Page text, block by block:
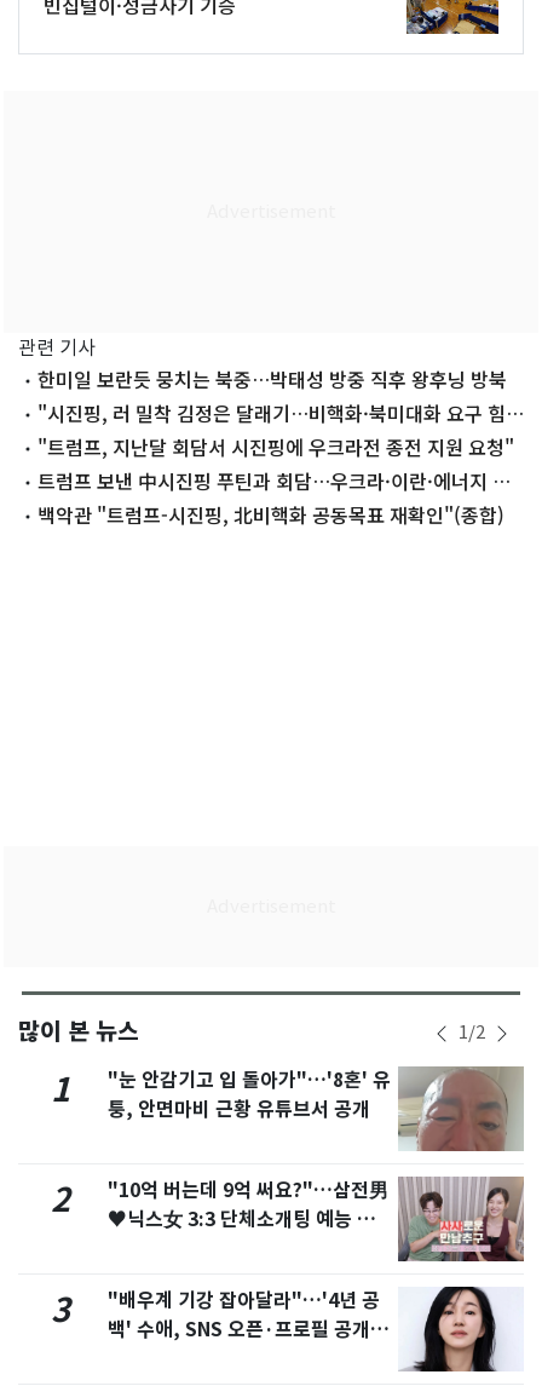
관련 기사
한미일 보란듯 뭉치는 북중…박태성 방중 직후 왕후닝 방북
"시진핑, 러 밀착 김정은 달래기…비핵화·북미대화 요구 힘
들어"
"트럼프, 지난달 회담서 시진핑에 우크라전 종전 지원 요청"
트럼프 보낸 中시진핑 푸틴과 회담…우크라·이란·에너지 등
논의백악관 "트럼프-시진핑, 北비핵화 공동목표 재확인"(종합)
많이 본 뉴스 1/2
1
"눈 안감기고 입 돌아가"…'8혼' 유
퉁, 안면마비 근황 유튜브서 공개
2
"10억 버는데 9억 써요?"…삼전男
♥닉스女 3:3 단체소개팅 예능 화
3
"배우계 기강 잡아달라"…'4년 공
백' 수애, SNS 오픈·프로필 공개